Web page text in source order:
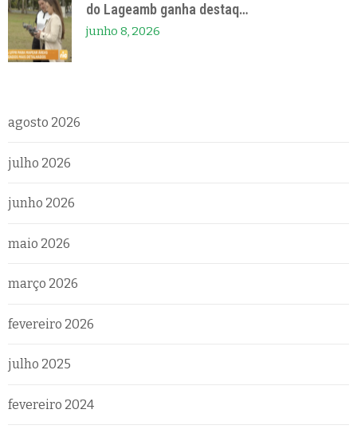
do Lageamb ganha destaq…
junho 8, 2026
agosto 2026
julho 2026
junho 2026
maio 2026
março 2026
fevereiro 2026
julho 2025
fevereiro 2024